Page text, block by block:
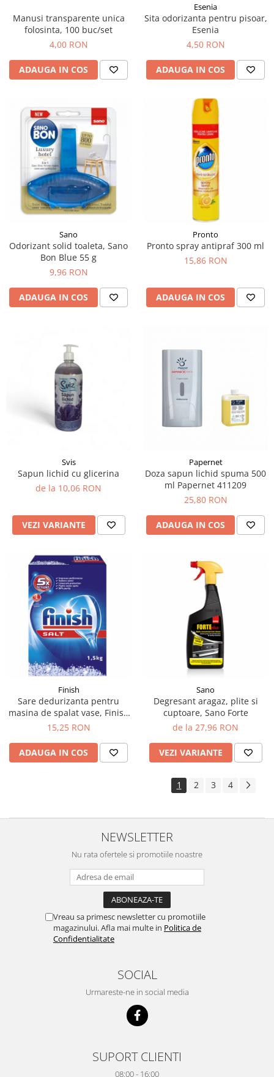
Manusi transparente unica
folosinta, 100 buc/set
4,00 RON
ADAUGA IN COS
Esenia
Sita odorizanta pentru pisoar,
Esenia
4,50 RON
ADAUGA IN COS
Sano
Odorizant solid toaleta, Sano
Bon Blue 55 g
9,96 RON
ADAUGA IN COS
Pronto
Pronto spray antipraf 300 ml
15,86 RON
ADAUGA IN COS
Svis
Sapun lichid cu glicerina
de la 10,06 RON
VEZI VARIANTE
Papernet
Doza sapun lichid spuma 500
ml Papernet 411209
25,80 RON
ADAUGA IN COS
Finish
Sare dedurizanta pentru
masina de spalat vase, Finish
1.5 kg
15,25 RON
ADAUGA IN COS
Sano
Degresant aragaz, plite si
cuptoare, Sano Forte
de la 27,96 RON
VEZI VARIANTE
1 2 3 4
NEWSLETTER
Nu rata ofertele si promotiile noastre
Vreau sa primesc newsletter cu promotiile
magazinului. Afla mai multe in Politica de
Confidentialitate
SOCIAL
Urmareste-ne in social media
SUPORT CLIENTI
08:00 - 16:00